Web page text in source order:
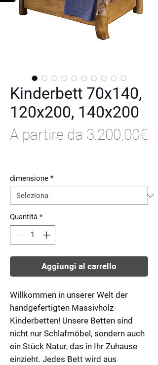
Kinderbett 70x140,
120x200, 140x200
A partire da 3.200,00€
scontato
dimensione *
Quantità *
Aggiungi al carrello
Willkommen in unserer Welt der
handgefertigten Massivholz-
Kinderbetten! Unsere Betten sind
nicht nur Schlafmöbel, sondern auch
ein Stück Natur, das in Ihr Zuhause
einzieht. Jedes Bett wird aus